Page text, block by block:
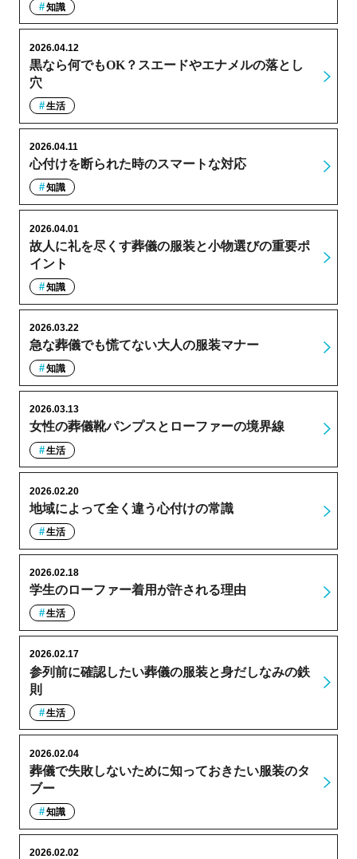
知識
黒なら何でもOK？スエードやエナメルの落とし
穴
2026.04.12
生活
心付けを断られた時のスマートな対応
2026.04.11
知識
故人に礼を尽くす葬儀の服装と小物選びの重要ポ
イント
2026.04.01
知識
急な葬儀でも慌てない大人の服装マナー
2026.03.22
知識
女性の葬儀靴パンプスとローファーの境界線
2026.03.13
生活
地域によって全く違う心付けの常識
2026.02.20
生活
学生のローファー着用が許される理由
2026.02.18
生活
参列前に確認したい葬儀の服装と身だしなみの鉄
則
2026.02.17
生活
葬儀で失敗しないために知っておきたい服装のタ
ブー
2026.02.04
知識
2026.02.02